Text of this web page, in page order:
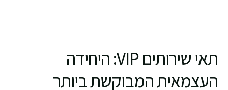
תאי שירותים VIP: היחידה
העצמאית המבוקשת ביותר